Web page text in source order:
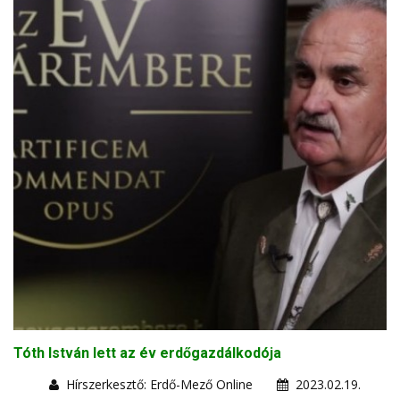
Tóth István lett az év erdőgazdálkodója
Hírszerkesztő: Erdő-Mező Online
2023.02.19.